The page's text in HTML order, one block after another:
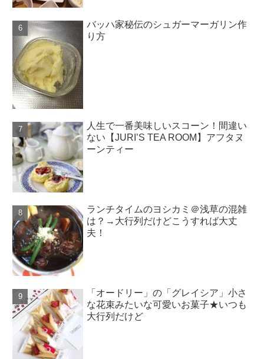
バッハ家秘伝のシュガーマーガリン作
り方
人生で一番美味しいスコーン！間違い
ない【JURI’S TEA ROOM】アフタヌ
ーンティー
ランチタイムのヨシカミ＠浅草の混雑
は？→大行列だけどこうすれば大丈
夫！
「オードリー」の「グレイシア」小さ
な花束みたいな可愛いお菓子★いつも
大行列だけど